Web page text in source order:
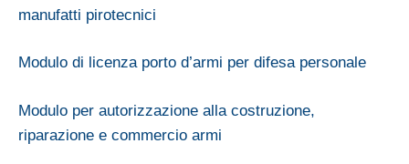
manufatti pirotecnici
Modulo di licenza porto d’armi per difesa personale
Modulo per autorizzazione alla costruzione,
riparazione e commercio armi